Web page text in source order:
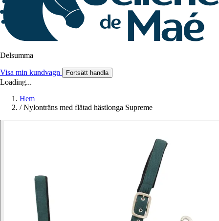
Delsumma
Visa min kundvagn Fortsätt handla
Loading...
Hem
/ Nylonträns med flätad hästlonga Supreme